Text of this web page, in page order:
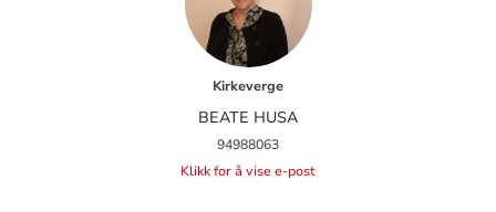
Kirkeverge
BEATE HUSA
94988063
Klikk for å vise e-post